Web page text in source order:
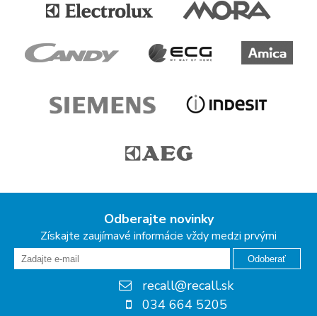
Odberajte novinky
Získajte zaujímavé informácie vždy medzi prvými
Odoberať
recall@recall.sk
034 664 5205